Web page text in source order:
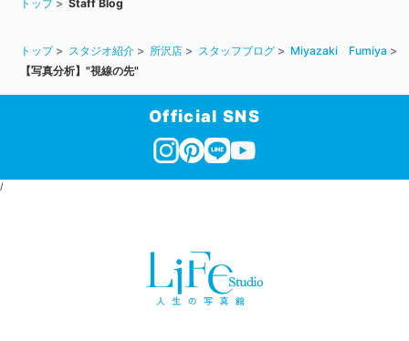
トップ Staff Blog
トップ スタジオ紹介 所沢店 スタッフブログ
Miyazaki Fumiya
【写真分析】"視線の先"
Official SNS
/